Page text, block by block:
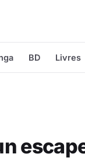
BD Livres